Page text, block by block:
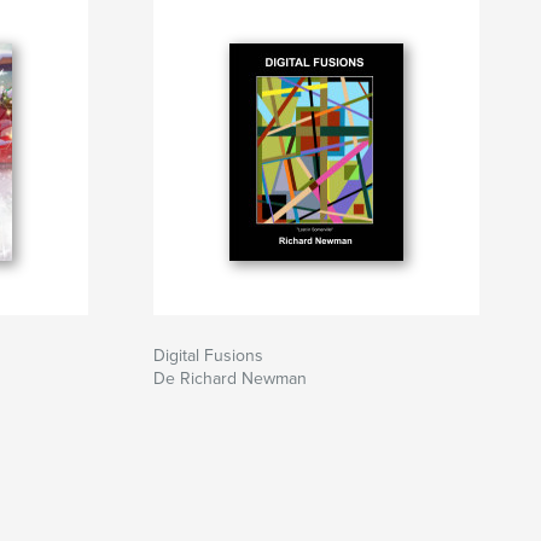
Digital Fusions
De Richard Newman